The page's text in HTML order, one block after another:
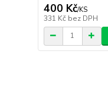
400 Kč/KS
331 Kč bez DPH